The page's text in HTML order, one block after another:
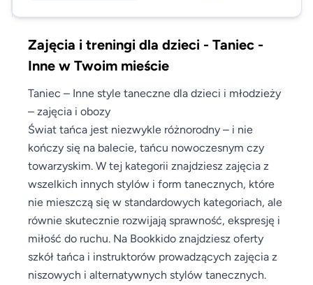
Zajęcia i treningi dla dzieci - Taniec -
Inne w Twoim mieście
Taniec – Inne style taneczne dla dzieci i młodzieży
– zajęcia i obozy
Świat tańca jest niezwykle różnorodny – i nie
kończy się na balecie, tańcu nowoczesnym czy
towarzyskim. W tej kategorii znajdziesz zajęcia z
wszelkich innych stylów i form tanecznych, które
nie mieszczą się w standardowych kategoriach, ale
równie skutecznie rozwijają sprawność, ekspresję i
miłość do ruchu. Na Bookkido znajdziesz oferty
szkół tańca i instruktorów prowadzących zajęcia z
niszowych i alternatywnych stylów tanecznych.